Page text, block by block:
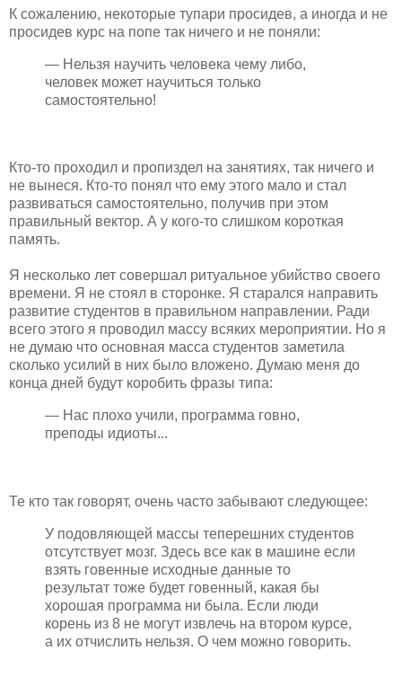
К сожалению, некоторые тупари просидев, а иногда и не
просидев курс на попе так ничего и не поняли:
— Нельзя научить человека чему либо,
человек может научиться только
самостоятельно!
Кто-то проходил и пропиздел на занятиях, так ничего и
не вынеся. Кто-то понял что ему этого мало и стал
развиваться самостоятельно, получив при этом
правильный вектор. А у кого-то слишком короткая
память.
Я несколько лет совершал ритуальное убийство своего
времени. Я не стоял в сторонке. Я старался направить
развитие студентов в правильном направлении. Ради
всего этого я проводил массу всяких мероприятии. Но я
не думаю что основная масса студентов заметила
сколько усилий в них было вложено. Думаю меня до
конца дней будут коробить фразы типа:
— Нас плохо учили, программа говно,
преподы идиоты...
Те кто так говорят, очень часто забывают следующее:
У подовляющей массы теперешних студентов
отсутствует мозг. Здесь все как в машине если
взять говенные исходные данные то
результат тоже будет говенный, какая бы
хорошая программа ни была. Если люди
корень из 8 не могут извлечь на втором курсе,
а их отчислить нельзя. О чем можно говорить.